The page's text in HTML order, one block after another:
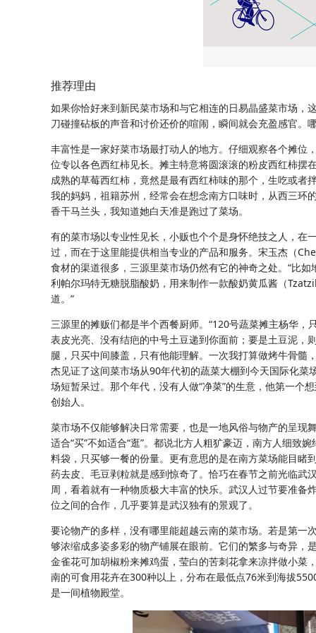
推荐理由
如果你恰好来到新民菜市场和与它相连的日易晶盛菜市场
刀碰撞砧板的声音和讨价还价的喧闹，瞬间就会充盈感官。
丰富性是一家好菜市场最打动人的地方。仔细观察各个摊位
位专以各色西红柿见长。摊主特意将圆滚滚的粉皮西红柿摆
成熟的草莓西红柿，竟然是最有西红柿味的那个，生吃或
我的妈妈，祖籍苏州，经常会在想念南方口味时，从西三环
香干马兰头，我知道她白天准是跑过了菜场。
有的菜市场以专业性见长，小贩也个个是身怀绝技之人，在
过，而在于这里能提供相当专业的产品和服务。宋玉杰（
食材的渠道很多，三源里菜市场仍然有它的神奇之处。“比
利帕尔玛特无糖脱脂酸奶，用来制作一款酸奶黄瓜酱（
道。”
三源里的摊贩们都是半个西餐厨师。“120号蔬菜摊主杨华
表皮光亮、没有结疤的中号土豆递到你面前；要是土豆泥
腿，只买中间膝盖，只有他能理解。一次我打算做烤牛骨髓
杰见证了这间菜市场从90年代初的蔬菜大棚到今天国际化
场短暂呆过。那个年代，没有人做“净菜”的生意，他第一个
创始人。
菜市场不仅能够解决日常需要，也是一地风俗与物产的呈现
适合“买”不如适合“逛”。都说北方人粗犷豪迈，南方人细致
料袋，只买够一餐的份量。更有意思的是在南方菜场能目睹
药去皮、毛豆剥粒就是感到惊奇了。恰巧在春节之前光临
周，看着就有一种物质极大丰富的快乐。武汉人过节要准
位之间的合作，几乎要算是武汉独有的景观了。
要论物产的多样，没有哪里能超越云南的菜市场。若是第一
够浓缩成多姿多彩的物产铺展在眼前。它们的繁多与奇异，
金雀花可加胡椒粉来摊鸡蛋，莹白的苦刺花拿来凉拌做小菜
南的可食用花卉在300种以上，分布在最低点76米到海拔
是一间植物殿堂。